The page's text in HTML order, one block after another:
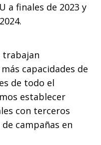
a finales de 2023 y
trabajan
capacidades de
de todo el
establecer
con terceros
campañas en